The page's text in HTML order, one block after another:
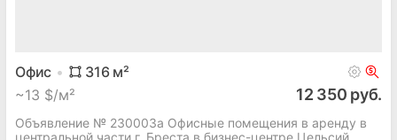
Офис 316м²
~13 $/м² 12 350 руб.
Объявление № 230003а Офисные помещения в аренду в